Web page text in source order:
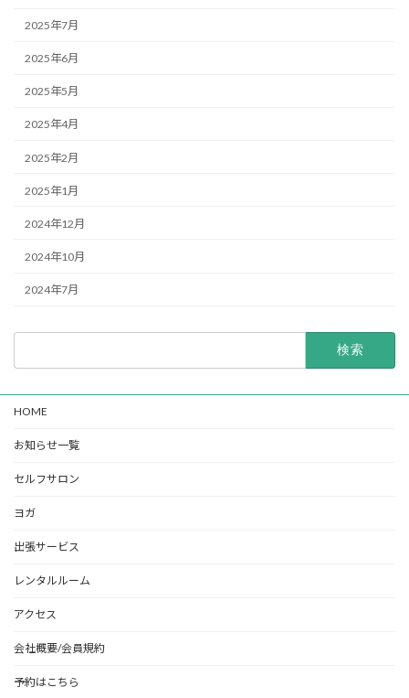
2025年7月
2025年6月
2025年5月
2025年4月
2025年2月
2025年1月
2024年12月
2024年10月
2024年7月
HOME
お知らせ一覧
セルフサロン
ヨガ
出張サービス
レンタルルーム
アクセス
会社概要/会員規約
予約はこちら